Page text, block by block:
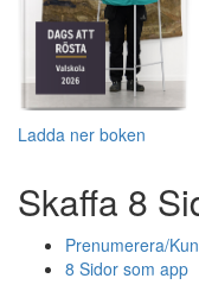
Ladda ner boken
Skaffa 8
Prenumerera/
8 Sidor som app